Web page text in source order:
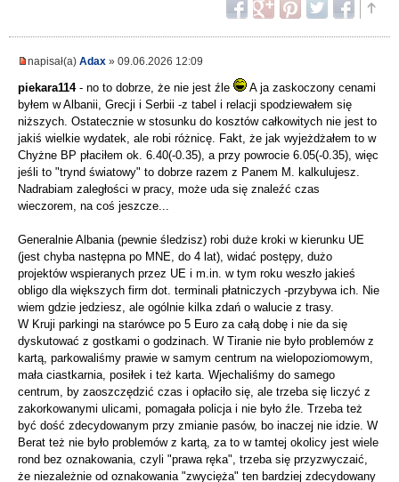
napisał(a) Adax » 09.06.2026 12:09
piekara114 - no to dobrze, że nie jest źle
A ja zaskoczony cenami
byłem w Albanii, Grecji i Serbii -z tabel i relacji spodziewałem się
niższych. Ostatecznie w stosunku do kosztów całkowitych nie jest to
jakiś wielkie wydatek, ale robi różnicę. Fakt, że jak wyjeżdżałem to w
Chyżne BP płaciłem ok. 6.40(-0.35), a przy powrocie 6.05(-0.35), więc
jeśli to "trynd światowy" to dobrze razem z Panem M. kalkulujesz.
Nadrabiam zaległości w pracy, może uda się znaleźć czas
wieczorem, na coś jeszcze...
Generalnie Albania (pewnie śledzisz) robi duże kroki w kierunku UE
(jest chyba następna po MNE, do 4 lat), widać postępy, dużo
projektów wspieranych przez UE i m.in. w tym roku weszło jakieś
obligo dla większych firm dot. terminali płatniczych -przybywa ich. Nie
wiem gdzie jedziesz, ale ogólnie kilka zdań o walucie z trasy.
W Kruji parkingi na starówce po 5 Euro za całą dobę i nie da się
dyskutować z gostkami o godzinach. W Tiranie nie było problemów z
kartą, parkowaliśmy prawie w samym centrum na wielopoziomowym,
mała ciastkarnia, posiłek i też karta. Wjechaliśmy do samego
centrum, by zaoszczędzić czas i opłaciło się, ale trzeba się liczyć z
zakorkowanymi ulicami, pomagała policja i nie było źle. Trzeba też
być dość zdecydowanym przy zmianie pasów, bo inaczej nie idzie. W
Berat też nie było problemów z kartą, za to w tamtej okolicy jest wiele
rond bez oznakowania, czyli "prawa ręka", trzeba się przyzwyczaić,
że niezależnie od oznakowania "zwycięża" ten bardziej zdecydowany